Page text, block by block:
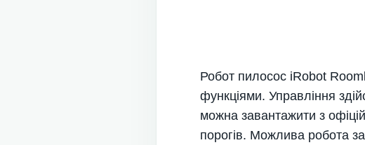
Робот пилосос iRobot
функціями. Управління
можна завантажити з
порогів. Можлива робота